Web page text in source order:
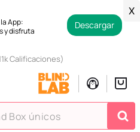
App:
y disfruta
Descargar
X
Calificaciones)
únicos